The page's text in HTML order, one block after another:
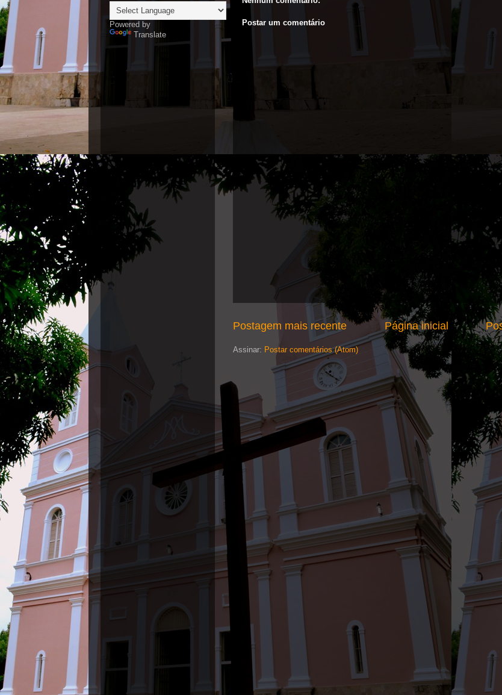
Postar um comentário
Postagem mais recente Página inicial
Assinar: Postar comentários (Atom)
Powered by
Translate